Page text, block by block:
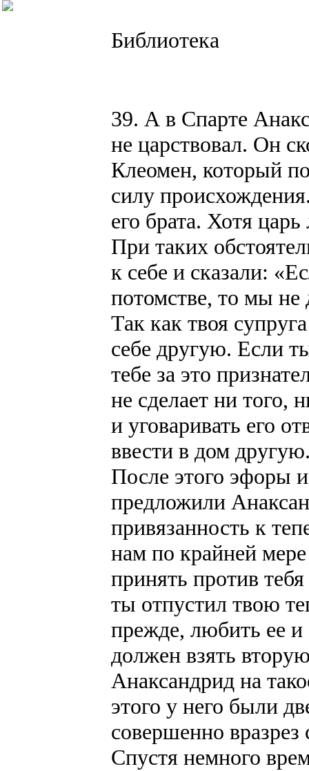
Библиотека
39. А в Спарте
не царствовал. Он
Клеомен, который
силу
его брата. Хотя
При таких
к себе и сказали:
потомстве, то мы не
Так как твоя
себе другую. Если
тебе за это
не сделает ни того,
и уговаривать его
ввести в дом
После этого эфоры
предложили
привязанность к
нам по крайней
принять против
ты отпустил твою
прежде, любить ее и
должен взять
Анаксандрид на
этого у него были
совершенно
Спустя немного